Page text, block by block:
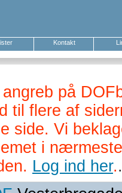
Kontakt
angreb på
til flere af
side. Vi
i
Log ind her..